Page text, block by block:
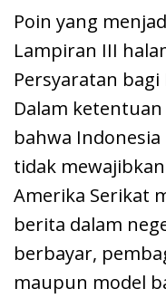
Poin yang
Lampiran III
Persyaratan bagi
Dalam
bahwa
tidak
Amerika Serikat
berita dalam
berbayar,
maupun model